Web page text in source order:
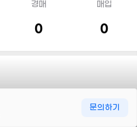
경매
0
매입
0
문의하기